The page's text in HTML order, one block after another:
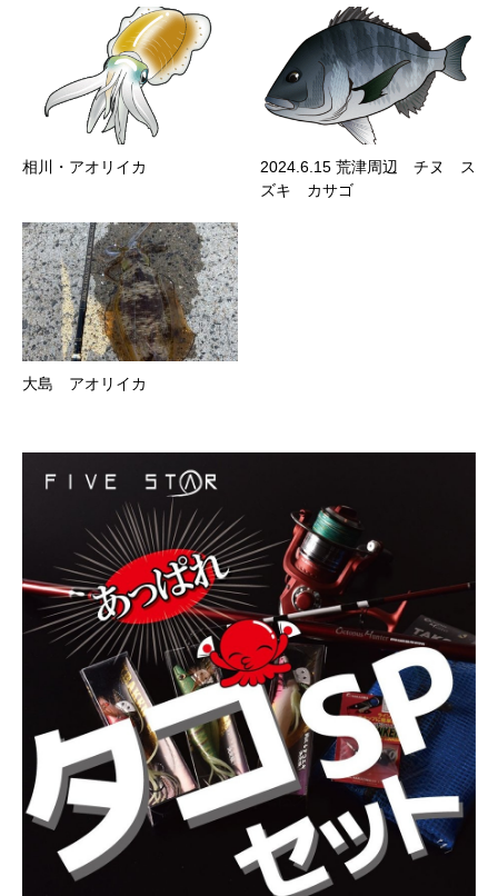
相川・アオリイカ
2024.6.15 荒津周辺 チヌ ス
ズキ カサゴ
大島 アオリイカ